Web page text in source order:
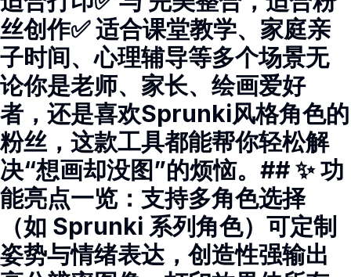
丝创作✅ 适合课堂教学、家庭亲
子时间、心理辅导等多个场景无
论你是老师、家长、绘画爱好
者，还是喜欢Sprunki风格角色的
粉丝，这款工具都能帮你轻松解
决“想画却没图”的烦恼。## ✨ 功
能亮点一览：支持多角色选择
（如 Sprunki 系列角色）可定制
姿势与情绪表达，创造性强输出